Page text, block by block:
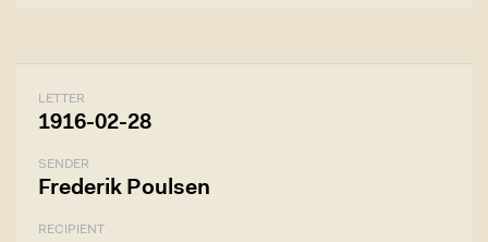
LETTER
1916-02-28
SENDER
Frederik Poulsen
RECIPIENT